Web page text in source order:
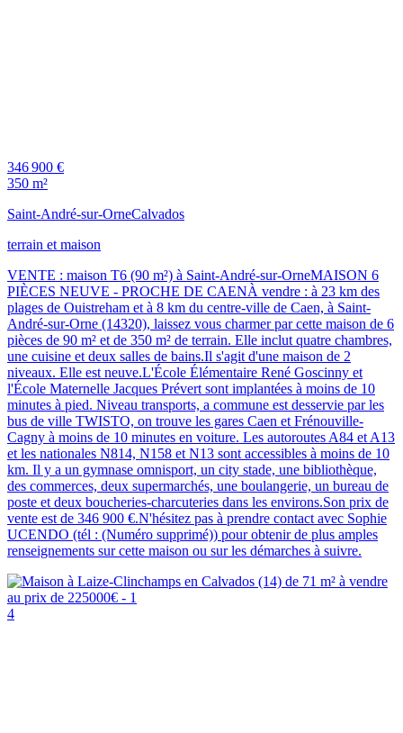
346 900 €
350 m²
Saint-André-sur-OrneCalvados
terrain et maison
VENTE : maison T6 (90 m²) à Saint-André-sur-OrneMAISON 6
PIÈCES NEUVE - PROCHE DE CAENÀ vendre : à 23 km des
plages de Ouistreham et à 8 km du centre-ville de Caen, à Saint-
André-sur-Orne (14320), laissez vous charmer par cette maison de 6
pièces de 90 m² et de 350 m² de terrain. Elle inclut quatre chambres,
une cuisine et deux salles de bains.Il s'agit d'une maison de 2
niveaux. Elle est neuve.L'École Élémentaire René Goscinny et
l'École Maternelle Jacques Prévert sont implantées à moins de 10
minutes à pied. Niveau transports, a commune est desservie par les
bus de ville TWISTO, on trouve les gares Caen et Frénouville-
Cagny à moins de 10 minutes en voiture. Les autoroutes A84 et A13
et les nationales N814, N158 et N13 sont accessibles à moins de 10
km. Il y a un gymnase omnisport, un city stade, une bibliothèque,
des commerces, deux supermarchés, une boulangerie, un bureau de
poste et deux boucheries-charcuteries dans les environs.Son prix de
vente est de 346 900 €.N'hésitez pas à prendre contact avec Sophie
UCENDO (tél : (Numéro supprimé)) pour obtenir de plus amples
renseignements sur cette maison ou sur les démarches à suivre.
4